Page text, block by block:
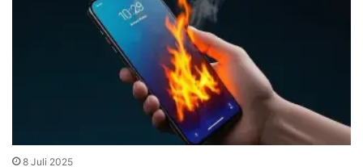
8 Juli 2025